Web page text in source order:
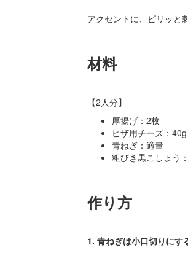
アクセントに、ピリッと
材料
【2人分】
厚揚げ：2枚
ピザ用チーズ：40g
青ねぎ：適量
粗びき黒こしょう
作り方
1. 青ねぎは小口切りにす